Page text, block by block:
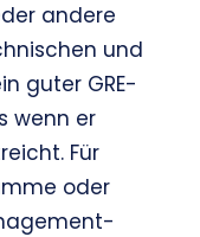
andere
und
guter GRE-
wenn er
Für
oder